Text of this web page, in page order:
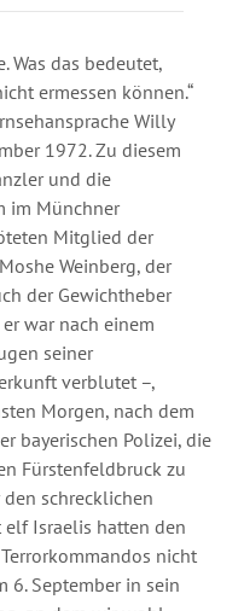
Was das bedeutet,
ermessen können.“
Willy
1972. Zu diesem
und die
im Münchner
Mitglied der
Weinberg, der
der Gewichtheber
war nach einem
seiner
verblutet –,
Morgen, nach dem
bayerischen Polizei, die
Fürstenfeldbruck zu
schrecklichen
elf Israelis hatten den
nicht
6. September in sein